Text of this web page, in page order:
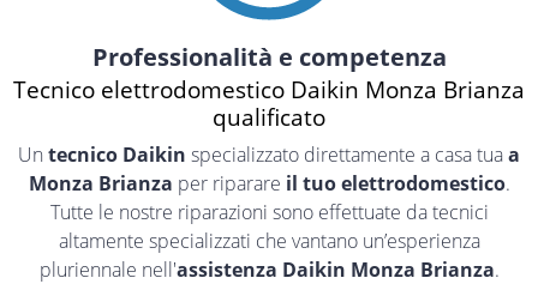
Professionalità e competenza
Tecnico elettrodomestico Daikin Monza Brianza
qualificato
Un tecnico Daikin specializzato direttamente a casa tuaa
Monza Brianza per riparare il tuo elettrodomestico.
Tutte le nostre riparazioni sono effettuate da tecnici
altamente specializzati che vantano un’esperienza
pluriennale nell'assistenza Daikin Monza Brianza.